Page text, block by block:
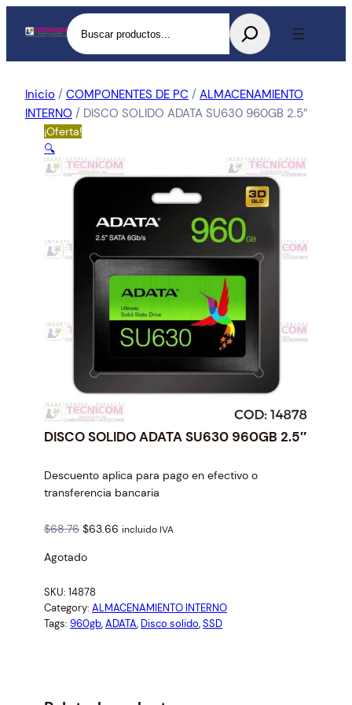
Buscar
Inicio / COMPONENTES DE PC / ALMACENAMIENTO
INTERNO / DISCO SOLIDO ADATA SU630 960GB 2.5″
¡Oferta!
🔍
DISCO SOLIDO ADATA SU630 960GB 2.5″
Descuento aplica para pago en efectivo o
transferencia bancaria
$68.76 O
i
i
n
a
$63.66 C
n
t
incluido IVA
Agotado
SKU: 14878
Category: ALMACENAMIENTO INTERNO
Tags: 960gb, ADATA, Disco solido, SSD